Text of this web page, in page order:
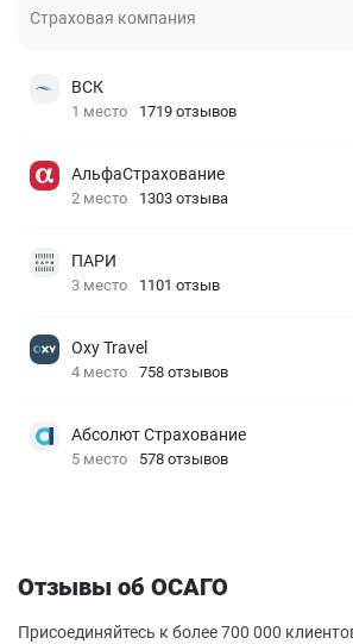
Страховая компания
ВСК
1 место 1719 отзывов
АльфаСтрахование
2 место 1303 отзыва
ПАРИ
3 место 1101 отзыв
Oxy Travel
4 место 758 отзывов
Абсолют Страхование
5 место 578 отзывов
Отзывы об ОСАГО
Присоединяйтесь к более 700 000